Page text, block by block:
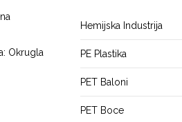
Okrugla
Hemijska Industrija
PE Plastika
PET Baloni
PET Boce